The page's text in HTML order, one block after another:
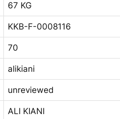
67 KG
KKB-F-0008116
70
alikiani
unreviewed
ALI KIANI